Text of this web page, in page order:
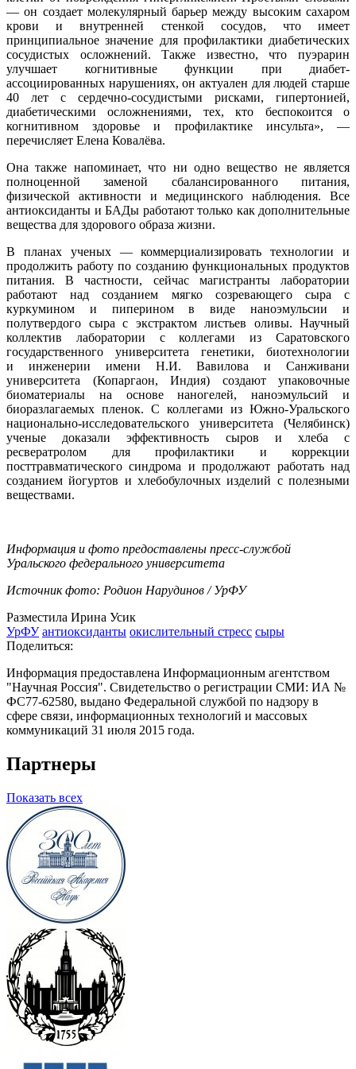
— он создает молекулярный барьер между высоким сахаром
крови и внутренней стенкой сосудов, что имеет
принципиальное значение для профилактики диабетических
сосудистых осложнений. Также известно, что пуэрарин
улучшает когнитивные функции при диабет-
ассоциированных нарушениях, он актуален для людей старше
40 лет с сердечно-сосудистыми рисками, гипертонией,
диабетическими осложнениями, тех, кто беспокоится о
когнитивном здоровье и профилактике инсульта», —
перечисляет Елена Ковалёва.
Она также напоминает, что ни одно вещество не является
полноценной заменой сбалансированного питания,
физической активности и медицинского наблюдения. Все
антиоксиданты и БАДы работают только как дополнительные
вещества для здорового образа жизни.
В планах ученых — коммерциализировать технологии и
продолжить работу по созданию функциональных продуктов
питания. В частности, сейчас магистранты лаборатории
работают над созданием мягко созревающего сыра с
куркумином и пиперином в виде наноэмульсии и
полутвердого сыра с экстрактом листьев оливы. Научный
коллектив лаборатории с коллегами из Саратовского
государственного университета генетики, биотехнологии
и инженерии имени Н.И. Вавилова и Санживани
университета (Копаргаон, Индия) создают упаковочные
биоматериалы на основе наногелей, наноэмульсий и
биоразлагаемых пленок. С коллегами из Южно-Уральского
национально-исследовательского университета (Челябинск)
ученые доказали эффективность сыров и хлеба с
ресвератролом для профилактики и коррекции
посттравматического синдрома и продолжают работать над
созданием йогуртов и хлебобулочных изделий с полезными
веществами.
Информация и фото предоставлены пресс-службой
Уральского федерального университета
Источник фото: Родион Нарудинов / УрФУ
Разместила Ирина Усик
УрФУ антиоксиданты окислительный стресс сыры
Поделиться:
Информация предоставлена Информационным агентством
"Научная Россия". Свидетельство о регистрации СМИ: ИА №
ФС77-62580, выдано Федеральной службой по надзору в
сфере связи, информационных технологий и массовых
коммуникаций 31 июля 2015 года.
Партнеры
Показать всех